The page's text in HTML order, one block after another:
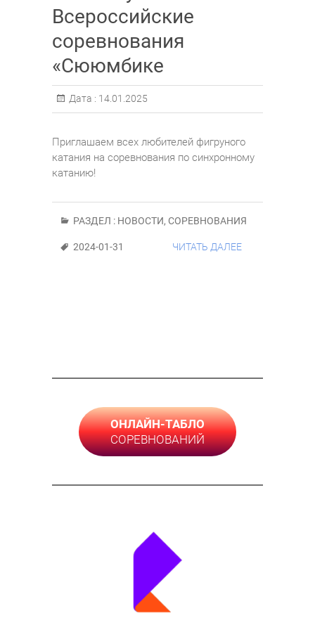
Всероссийские
соревнования
«Сююмбике
Дата : 14.01.2025
Приглашаем всех любителей фигруного
катания на соревнования по синхронному
катанию!
РАЗДЕЛ : НОВОСТИ, СОРЕВНОВАНИЯ
2024-01-31 ЧИТАТЬ ДАЛЕЕ
ОНЛАЙН-ТАБЛО
СОРЕВНОВАНИЙ